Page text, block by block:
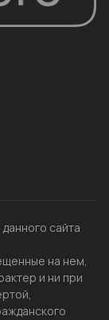
сайта
на нем,
и ни при